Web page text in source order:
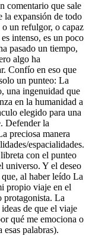
comentario que sale
la expansión de todo
un refulgor, o capaz
intenso, es un poco
pasado un tiempo,
algo ha
Confío en eso que
un punteo: La
una ingenuidad que
en la humanidad a
elegido para una
Defender la
preciosa manera
espacialidades.
con el punteo
universo. Y el deseo
al haber leído La
propio viaje en el
protagonista. La
de que el viaje
qué me emociona o
palabras).